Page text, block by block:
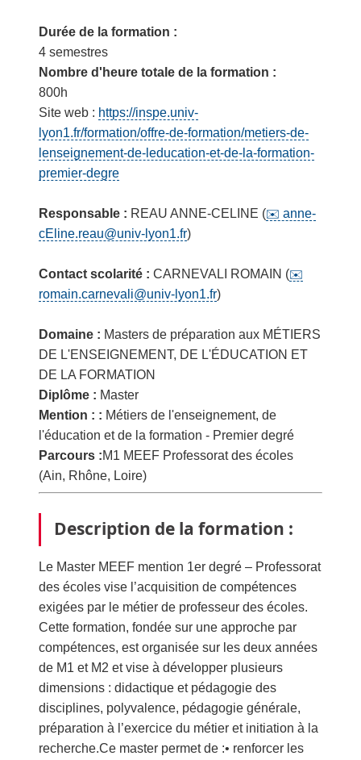
Durée de la formation :
4 semestres
Nombre d'heure totale de la formation :
800h
Site web : https://inspe.univ-
lyon1.fr/formation/offre-de-formation/metiers-de-
lenseignement-de-leducation-et-de-la-formation-
premier-degre
Responsable : REAU ANNE-CELINE (
anne-
cEline.reau@univ-lyon1.fr)
Contact scolarité : CARNEVALI ROMAIN (
romain.carnevali@univ-lyon1.fr)
Domaine : Masters de préparation aux MÉTIERS
DE L'ENSEIGNEMENT, DE L'ÉDUCATION ET
DE LA FORMATION
Diplôme : Master
Mention : : Métiers de l'enseignement, de
l'éducation et de la formation - Premier degré
Parcours :M1 MEEF Professorat des écoles
(Ain, Rhône, Loire)
Description de la formation :
Le Master MEEF mention 1er degré – Professorat
des écoles vise l’acquisition de compétences
exigées par le métier de professeur des écoles.
Cette formation, fondée sur une approche par
compétences, est organisée sur les deux années
de M1 et M2 et vise à développer plusieurs
dimensions : didactique et pédagogie des
disciplines, polyvalence, pédagogie générale,
préparation à l’exercice du métier et initiation à la
recherche.Ce master permet de :• renforcer les